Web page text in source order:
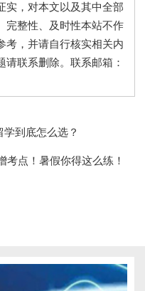
实，对本文以及其中全部
完整性、及时性本站不作
考，并请自行核实相关内
联系删除。联系邮箱：
到底怎么选？
考点！暑假你得这么练！